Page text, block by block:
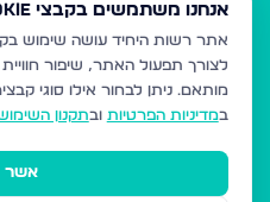
אלעד
גבעת זאב
בית שמש
רכסים
מודיעין עילית
אנחנו משתמשים בקבצי Cookie
לצורך תפעול האתר, שיפור
מותאם. ניתן לבחור אילו סוגי
במדיניות הפרטיות ובתקנון
אשר